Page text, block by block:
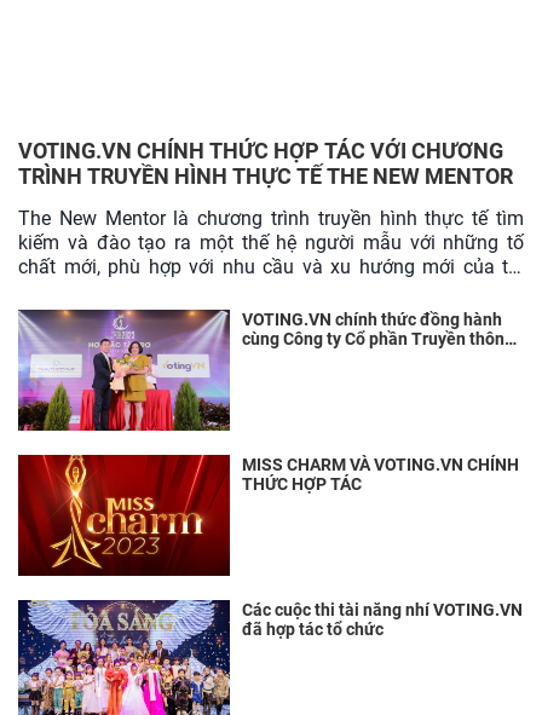
VOTING.VN CHÍNH THỨC HỢP TÁC VỚI CHƯƠNG
TRÌNH TRUYỀN HÌNH THỰC TẾ THE NEW MENTOR
The New Mentor là chương trình truyền hình thực tế tìm
kiếm và đào tạo ra một thế hệ người mẫu với những tố
chất mới, phù hợp với nhu cầu và xu hướng mới của thị
VOTING.VN chính thức đồng hành
cùng Công ty Cổ phần Truyền thông
MISS CHARM VÀ VOTING.VN CHÍNH
THỨC HỢP TÁC
Các cuộc thi tài năng nhí VOTING.VN
đã hợp tác tổ chức